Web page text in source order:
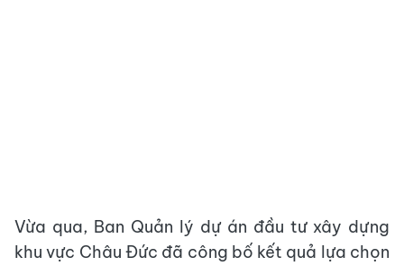
Vừa qua, Ban Quản lý dự án đầu tư xây dựng
khu vực Châu Đức đã công bố kết quả lựa chọn